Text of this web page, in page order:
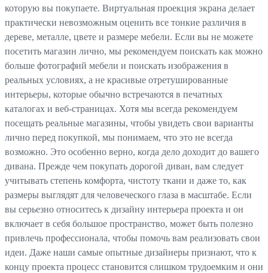
которую вы покупаете. Виртуальная проекция экрана делает
практически невозможным оценить все тонкие различия в
дереве, металле, цвете и размере мебели. Если вы не можете
посетить магазин лично, мы рекомендуем поискать как можно
больше фотографий мебели и поискать изображения в
реальных условиях, а не красивые отретушированные
интерьеры, которые обычно встречаются в печатных
каталогах и веб-страницах. Хотя мы всегда рекомендуем
посещать реальные магазины, чтобы увидеть свои варианты
лично перед покупкой, мы понимаем, что это не всегда
возможно. Это особенно верно, когда дело доходит до вашего
дивана. Прежде чем покупать дорогой диван, вам следует
учитывать степень комфорта, чистоту ткани и даже то, как
размеры выглядят для человеческого глаза в масштабе. Если
вы серьезно относитесь к дизайну интерьера проекта и он
включает в себя большое пространство, может быть полезно
привлечь профессионала, чтобы помочь вам реализовать свои
идеи. Даже наши самые опытные дизайнеры признают, что к
концу проекта процесс становится слишком трудоемким и они